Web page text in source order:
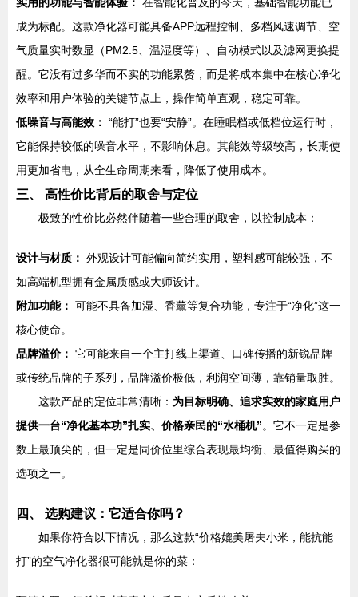
成为标配。这款净化器可能具备APP远程控制、多档风速调节、空
气质量实时数显（PM2.5、温湿度等）、自动模式以及滤网更换提
醒。它没有过多华而不实的功能累赘，而是将成本集中在核心净化
效率和用户体验的关键节点上，操作简单直观，稳定可靠。
低噪音与高能效： “能打”也要“安静”。在睡眠档或低档位运行时，
它能保持较低的噪音水平，不影响休息。其能效等级较高，长期使
用更加省电，从全生命周期来看，降低了使用成本。
三、 高性价比背后的取舍与定位
极致的性价比必然伴随着一些合理的取舍，以控制成本：
设计与材质： 外观设计可能偏向简约实用，塑料感可能较强，不
如高端机型拥有金属质感或大师设计。
附加功能： 可能不具备加湿、香薰等复合功能，专注于“净化”这一
核心使命。
品牌溢价： 它可能来自一个主打线上渠道、口碑传播的新锐品牌
或传统品牌的子系列，品牌溢价极低，利润空间薄，靠销量取胜。
这款产品的定位非常清晰： 为目标明确、追求实效的家庭用户
提供一台“净化基本功”扎实、价格亲民的“水桶机”。它不一定是参
数上最顶尖的，但一定是同价位里综合表现最均衡、最值得购买的
选项之一。
四、 选购建议：它适合你吗？
如果你符合以下情况，那么这款“价格媲美屠夫小米，能抗能
打”的空气净化器很可能就是你的菜：